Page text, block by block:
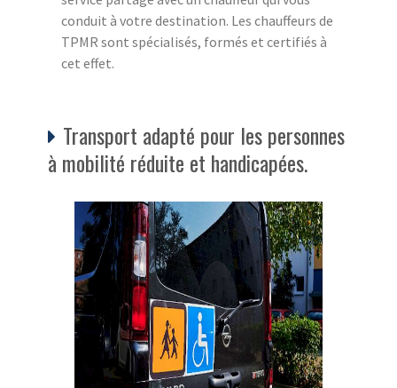
conduit à votre destination. Les chauffeurs de
TPMR sont spécialisés, formés et certifiés à
cet effet.
Transport adapté pour les personnes
à mobilité réduite et handicapées.